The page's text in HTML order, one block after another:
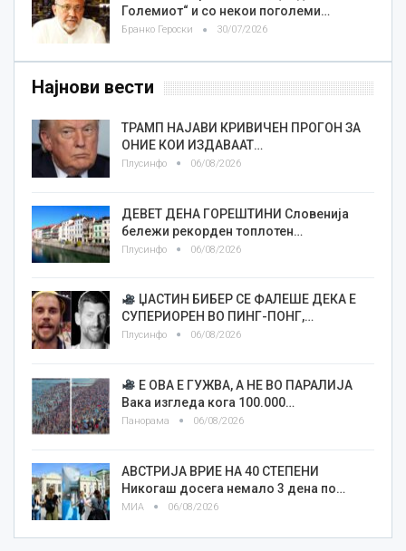
Големиот“ и со некои поголеми…
Бранко Героски 30/07/2026
Најнови вести
ТРАМП НАЈАВИ КРИВИЧЕН ПРОГОН ЗА
ОНИЕ КОИ ИЗДАВААТ…
Плусинфо 06/08/2026
ДЕВЕТ ДЕНА ГОРЕШТИНИ Словенија
бележи рекорден топлотен…
Плусинфо 06/08/2026
ЏАСТИН БИБЕР СЕ ФАЛЕШЕ ДЕКА Е
СУПЕРИОРЕН ВО ПИНГ-ПОНГ,…
Плусинфо 06/08/2026
Е ОВА Е ГУЖВА, А НЕ ВО ПАРАЛИЈА
Вака изгледа кога 100.000…
Панорама 06/08/2026
АВСТРИЈА ВРИЕ НА 40 СТЕПЕНИ
Никогаш досега немало 3 дена по…
МИА 06/08/2026